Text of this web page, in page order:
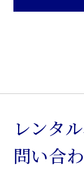
レンタ
問い合